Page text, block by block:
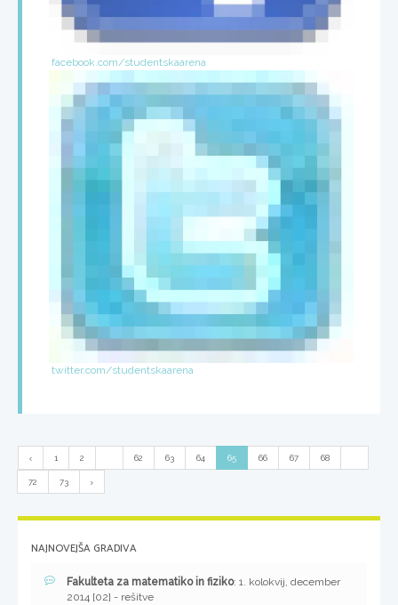
facebook.com/studentskaarena
twitter.com/studentskaarena
1 2 62 63 64 65 66 67 68
72 73
NAJNOVEJŠA GRADIVA
Fakulteta za matematiko in fiziko: 1. kolokvij, december
2014 [02] - rešitve